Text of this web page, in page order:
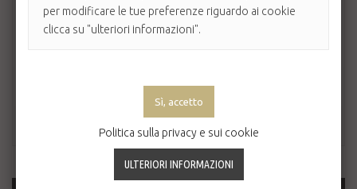
per modificare le tue preferenze riguardo ai cookie
clicca su "ulteriori informazioni".
Politica sulla privacy e sui cookie